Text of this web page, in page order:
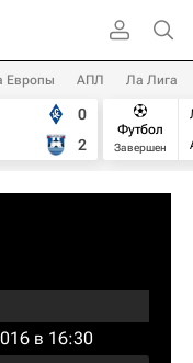
Европы АПЛ Ла Лига
0
2
Футбол
Завершен
в 16:30